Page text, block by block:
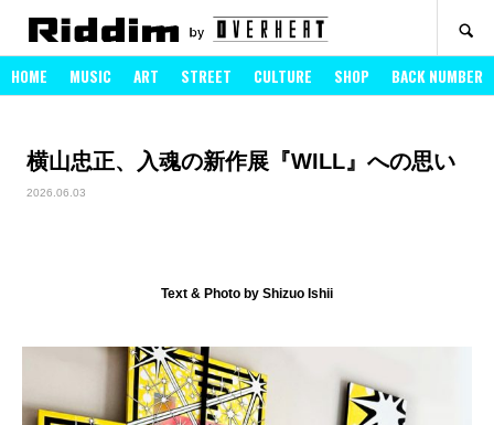
HOME MUSIC ART STREET CULTURE SHOP BACK NUMBER
横山忠正、入魂の新作展『WILL』への思い
2026.06.03
Text & Photo by Shizuo Ishii